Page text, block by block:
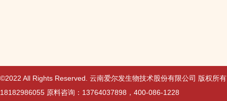
©2022 All Rights Reserved. 云南爱尔发生物技术股份有限公司 版权所
18182986055 原料咨询：13764037898，400-086-1228